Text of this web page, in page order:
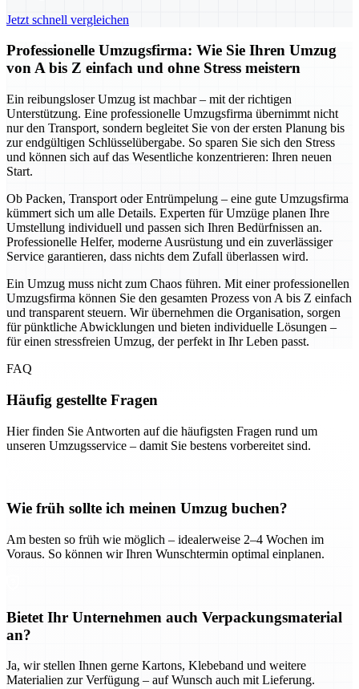
Jetzt schnell vergleichen
Professionelle Umzugsfirma: Wie Sie Ihren Umzug
von A bis Z einfach und ohne Stress meistern
Ein reibungsloser Umzug ist machbar – mit der richtigen
Unterstützung. Eine professionelle Umzugsfirma übernimmt nicht
nur den Transport, sondern begleitet Sie von der ersten Planung bis
zur endgültigen Schlüsselübergabe. So sparen Sie sich den Stress
und können sich auf das Wesentliche konzentrieren: Ihren neuen
Start.
Ob Packen, Transport oder Entrümpelung – eine gute Umzugsfirma
kümmert sich um alle Details. Experten für Umzüge planen Ihre
Umstellung individuell und passen sich Ihren Bedürfnissen an.
Professionelle Helfer, moderne Ausrüstung und ein zuverlässiger
Service garantieren, dass nichts dem Zufall überlassen wird.
Ein Umzug muss nicht zum Chaos führen. Mit einer professionellen
Umzugsfirma können Sie den gesamten Prozess von A bis Z einfach
und transparent steuern. Wir übernehmen die Organisation, sorgen
für pünktliche Abwicklungen und bieten individuelle Lösungen –
für einen stressfreien Umzug, der perfekt in Ihr Leben passt.
FAQ
Häufig gestellte Fragen
Hier finden Sie Antworten auf die häufigsten Fragen rund um
unseren Umzugsservice – damit Sie bestens vorbereitet sind.
Wie früh sollte ich meinen Umzug buchen?
Am besten so früh wie möglich – idealerweise 2–4 Wochen im
Voraus. So können wir Ihren Wunschtermin optimal einplanen.
Bietet Ihr Unternehmen auch Verpackungsmaterial
an?
Ja, wir stellen Ihnen gerne Kartons, Klebeband und weitere
Materialien zur Verfügung – auf Wunsch auch mit Lieferung.